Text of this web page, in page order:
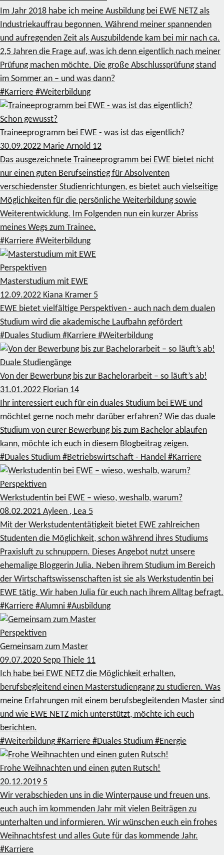
Im Jahr 2018 habe ich meine Ausbildung bei EWE NETZ als
Industriekauffrau begonnen. Während meiner spannenden
und aufregenden Zeit als Auszubildende kam bei mir nach ca.
2,5 Jahren die Frage auf, was ich denn eigentlich nach meiner
Prüfung machen möchte. Die große Abschlussprüfung stand
im Sommer an – und was dann?
#Karriere #Weiterbildung
Schon gewusst?
Traineeprogramm bei EWE - was ist das eigentlich?
30.09.2022 Marie Arnold 12
Das ausgezeichnete Traineeprogramm bei EWE bietet nicht
nur einen guten Berufseinstieg für Absolventen
verschiedenster Studienrichtungen, es bietet auch vielseitige
Möglichkeiten für die persönliche Weiterbildung sowie
Weiterentwicklung. Im Folgenden nun ein kurzer Abriss
meines Wegs zum Trainee.
#Karriere #Weiterbildung
Perspektiven
Masterstudium mit EWE
12.09.2022 Kiana Kramer 5
EWE bietet vielfältige Perspektiven - auch nach dem dualen
Studium wird die akademische Laufbahn gefördert
#Duales Studium #Karriere #Weiterbildung
Duale Studiengänge
Von der Bewerbung bis zur Bachelorarbeit – so läuft’s ab!
31.01.2022 Florian 14
Ihr interessiert euch für ein duales Studium bei EWE und
möchtet gerne noch mehr darüber erfahren? Wie das duale
Studium von eurer Bewerbung bis zum Bachelor ablaufen
kann, möchte ich euch in diesem Blogbeitrag zeigen.
#Duales Studium #Betriebswirtschaft - Handel #Karriere
Perspektiven
Werkstudentin bei EWE – wieso, weshalb, warum?
08.02.2021 Ayleen , Lea 5
Mit der Werkstudententätigkeit bietet EWE zahlreichen
Studenten die Möglichkeit, schon während ihres Studiums
Praxisluft zu schnuppern. Dieses Angebot nutzt unsere
ehemalige Bloggerin Julia. Neben ihrem Studium im Bereich
der Wirtschaftswissenschaften ist sie als Werkstudentin bei
EWE tätig. Wir haben Julia für euch nach ihrem Alltag befragt.
#Karriere #Alumni #Ausbildung
Perspektiven
Gemeinsam zum Master
09.07.2020 Sepp Thiele 11
Ich habe bei EWE NETZ die Möglichkeit erhalten,
berufsbegleitend einen Masterstudiengang zu studieren. Was
meine Erfahrungen mit einem berufsbegleitenden Master sind
und wie EWE NETZ mich unterstützt, möchte ich euch
berichten.
#Weiterbildung #Karriere #Duales Studium #Energie
Frohe Weihnachten und einen guten Rutsch!
20.12.2019 5
Wir verabschieden uns in die Winterpause und freuen uns,
euch auch im kommenden Jahr mit vielen Beiträgen zu
unterhalten und informieren. Wir wünschen euch ein frohes
Weihnachtsfest und alles Gute für das kommende Jahr.
#Karriere